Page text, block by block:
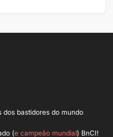
dos bastidores do mundo
(e campeão mundial) BnCI!